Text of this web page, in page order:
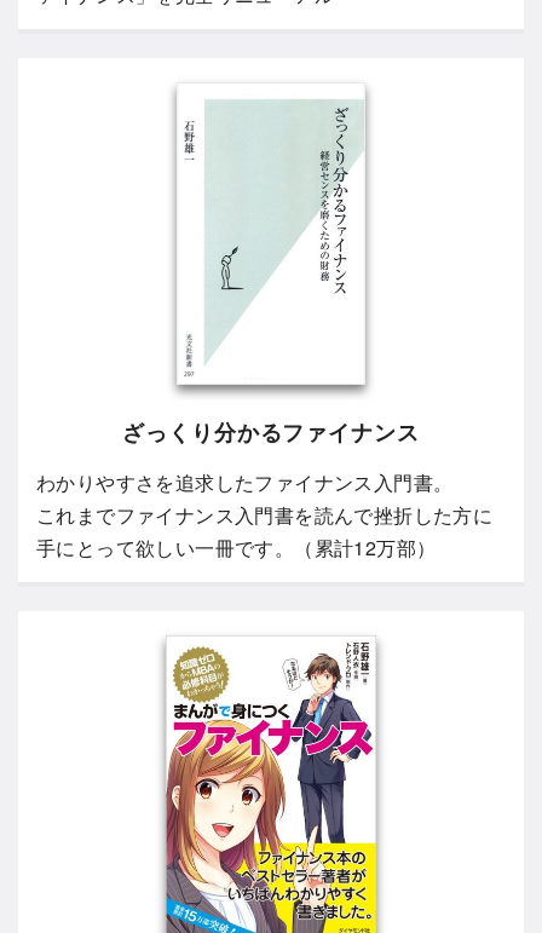
ざっくり分かるファイナンス
わかりやすさを追求したファイナンス入門書。
これまでファイナンス入門書を読んで挫折した方に
手にとって欲しい一冊です。（累計12万部）